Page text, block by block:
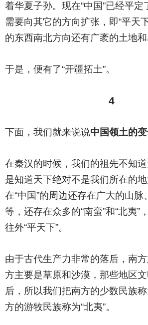
着华夏子孙。现在“中国”已经平定
需要向其它的方向扩张，即“平天
的东西南北方向还有广袤的土地和
于是，便有了“开疆拓土”。
4
下面，我们就来说说中国领土的变
在秦汉的时候，我们的祖先不知
是知道天下绝对不是我们所在的
在“中国”的周边还存在广大的山脉
等，还存在众多的“南蛮”和“北夷”
往外“平天下”。
由于古代生产力非常的落后，南
方主要是草原和沙漠，那些地区
后，所以我们把南方的少数民族称
方的游牧民族称为“北夷”。